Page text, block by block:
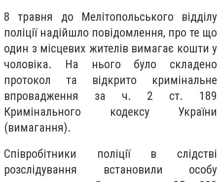
8 травня до Мелітопольського відділу
поліції надійшло повідомлення, про те що
один з місцевих жителів вимагає кошти у
чоловіка. На нього було складено
протокол та відкрито кримінальне
впровадження за ч. 2 ст. 189
Кримінального кодексу України
(вимагання).
Співробітники поліції в слідстві
розслідування встановили особу